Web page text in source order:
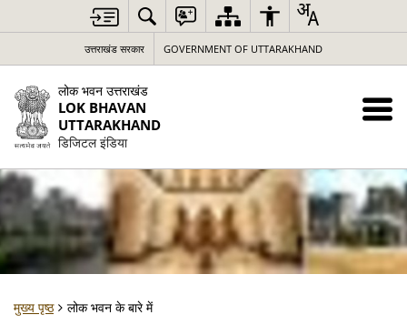
उत्तराखंड सरकार GOVERNMENT OF UTTARAKHAND
लोक भवन उत्तराखंड
LOK BHAVAN
UTTARAKHAND
डिजिटल इंडिया
मुख्य पृष्ठ लोक भवन के बारे में